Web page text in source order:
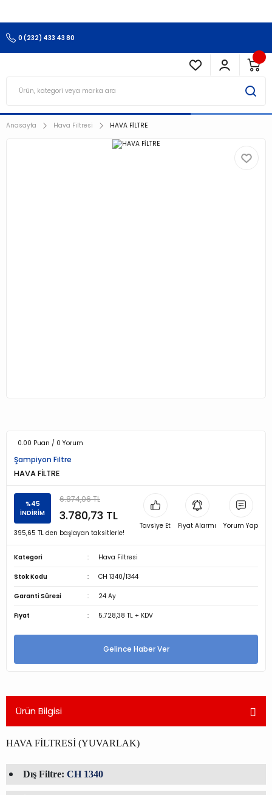
0 (232) 433 43 80
Anasayfa Hava Filtresi HAVA FİLTRE
0.00 Puan / 0 Yorum
Şampiyon Filtre
HAVA FİLTRE
%45
İNDİRİM
6.874,06 TL
3.780,73 TL
395,65 TL den başlayan taksitlerle!
Tavsiye Et Fiyat Alarmı Yorum Yap
Kategori Hava Filtresi
Stok Kodu CH 1340/1344
Garanti Süresi 24 Ay
Fiyat 5.728,38 TL + KDV
Gelince Haber Ver
Ürün Bilgisi
HAVA FİLTRESİ (YUVARLAK)
Dış Filtre: CH 1340